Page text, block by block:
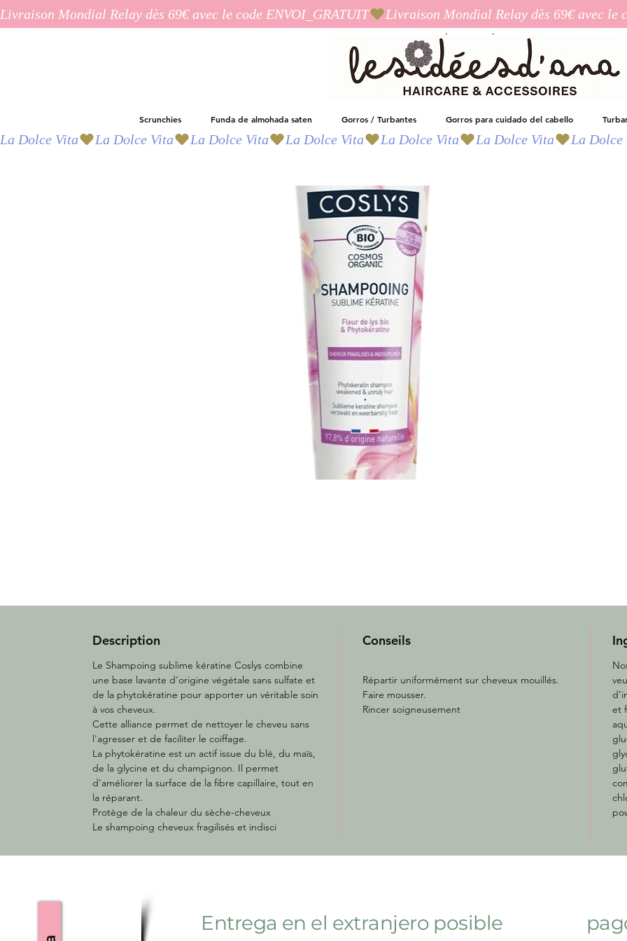
Livraison Mondial Relay dès 69€ avec le code ENVOI_GRATUIT
Las ideas de Ana
Scrunchies Funda de almohada saten Gorros / Turbantes Gorros para cuidado del cabello
La Dolce Vita
Description
Le Shampoing sublime kératine Coslys combine
une base lavante d'origine végétale sans sulfate et
de la phytokératine pour apporter un véritable soin
à vos cheveux.
Cette alliance permet de nettoyer le cheveu sans
l'agresser et de faciliter le coiffage.
La phytokératine est un actif issue du blé, du maïs,
de la glycine et du champignon. Il permet
d'améliorer la surface de la fibre capillaire, tout en
la réparant.
Protège de la chaleur du sèche-cheveux
Le shampoing cheveux fragilisés et indisci
Conseils
Répartir uniformément sur cheveux mouillés.
Faire mousser.
Rincer soigneusement
et
Entrega en el extranjero posible